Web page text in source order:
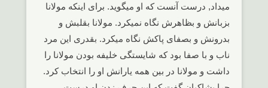
میداد, درست آنست که او میگوید. برای اینکه مولانا
بزبانش و بظاهرش نگاه نمیکرد. مولانا بقلبش و
بدرونش و بصفای پاکش نگاه میکرد. بقدری این مرد
ناب و با صفا بود که شایستگی خلیفه بودن مولانا را
داشت و مولانا در بین همه یارانش او را انتخاب کرد.